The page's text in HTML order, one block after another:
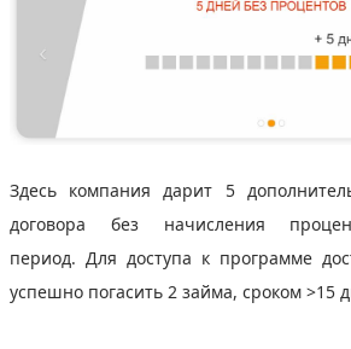
Здесь компания дарит 5
договора без начисления
период. Для доступа к программе
успешно погасить 2 займа, сроком >15